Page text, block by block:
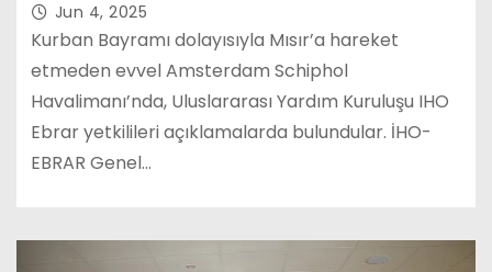
Jun 4, 2025
Kurban Bayramı dolayısıyla Mısır’a hareket
etmeden evvel Amsterdam Schiphol
Havalimanı’nda, Uluslararası Yardım Kuruluşu IHO
Ebrar yetkilileri açıklamalarda bulundular. İHO-
EBRAR Genel…